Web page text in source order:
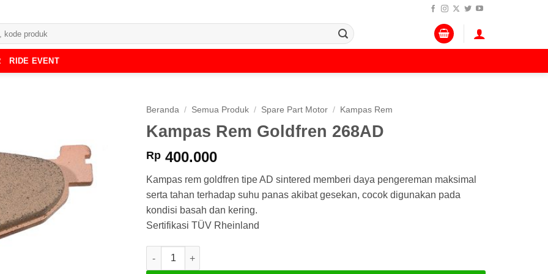
RIDE EVENT
Beranda / Semua Produk / Spare Part Motor / Kampas Rem
Kampas Rem Goldfren 268AD
Rp 400.000
Kampas rem goldfren tipe AD sintered memberi daya pengereman maksimal
serta tahan terhadap suhu panas akibat gesekan, cocok digunakan pada
kondisi basah dan kering.
Sertifikasi TÜV Rheinland
Kuantitas Kampas Rem Goldfren 268AD